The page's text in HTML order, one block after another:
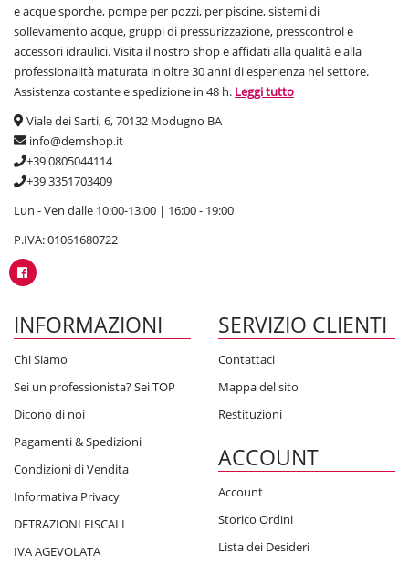
e acque sporche, pompe per pozzi, per piscine, sistemi di
sollevamento acque, gruppi di pressurizzazione, presscontrol e
accessori idraulici. Visita il nostro shop e affidati alla qualità e alla
professionalità maturata in oltre 30 anni di esperienza nel settore.
Assistenza costante e spedizione in 48 h. Leggi tutto
Viale dei Sarti, 6, 70132 Modugno BA
info@demshop.it
+39 0805044114
+39 3351703409
Lun - Ven dalle 10:00-13:00 | 16:00 - 19:00
P.IVA: 01061680722
INFORMAZIONI
Chi Siamo
Sei un professionista? Sei TOP
Dicono di noi
Pagamenti & Spedizioni
Condizioni di Vendita
Informativa Privacy
DETRAZIONI FISCALI
IVA AGEVOLATA
SERVIZIO CLIENTI
Contattaci
Mappa del sito
Restituzioni
ACCOUNT
Account
Storico Ordini
Lista dei Desideri